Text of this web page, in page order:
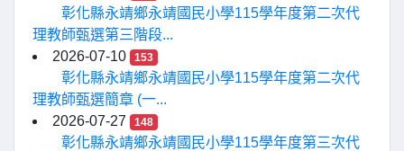
彰化縣永靖鄉永靖國民小學115學年度第二次代
理教師甄選第三階段...
2026-07-10
153
彰化縣永靖鄉永靖國民小學115學年度第二次代
理教師甄選簡章 (一...
2026-07-27
148
彰化縣永靖鄉永靖國民小學115學年度第三次代